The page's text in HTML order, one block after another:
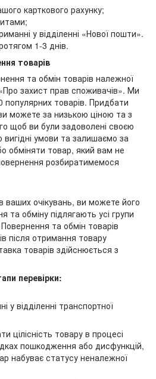
карткового рахунку;
у відділенні «Нової пошти».
1-3 днів.
товарів
та обмін товарів належної
захист прав споживачів». Ми
товарів. Придбати
можете за низькою ціною та з
щоб ви були задоволені своєю
умови та залишаємо за
обміняти товар, який вам не
розбиратимемося
очікувань, ви можете його
та обміну підлягають усі групи
та обмін товарів
після отримання товару
товарів здійснюється з
перевірки:
у відділенні транспортної
цілісність товару в процесі
пошкодження або дисфункцій,
набуває статусу неналежної